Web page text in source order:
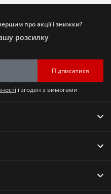
про акції і знижки?
розсилку
Підписатися
і згоден з вимогами